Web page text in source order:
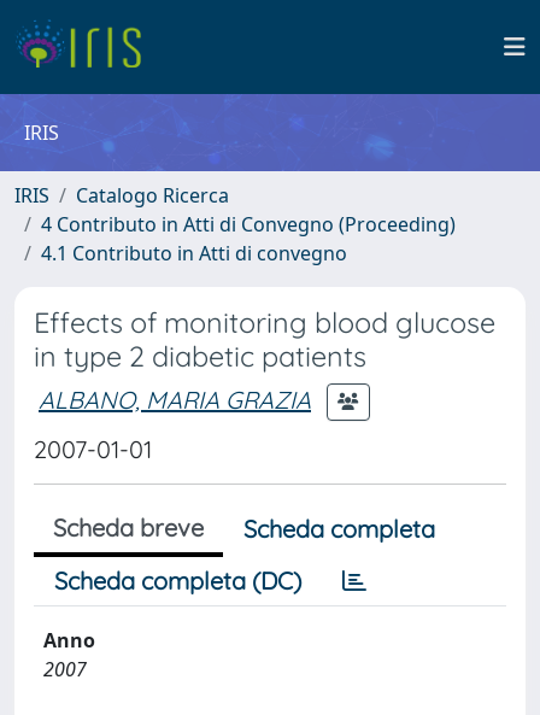
IRIS
IRIS
Catalogo Ricerca
4 Contributo in Atti di Convegno (Proceeding)
4.1 Contributo in Atti di convegno
Effects of monitoring blood glucose
in type 2 diabetic patients
ALBANO, MARIA GRAZIA
2007-01-01
Scheda breve
Scheda completa
Scheda completa (DC)
Anno
2007